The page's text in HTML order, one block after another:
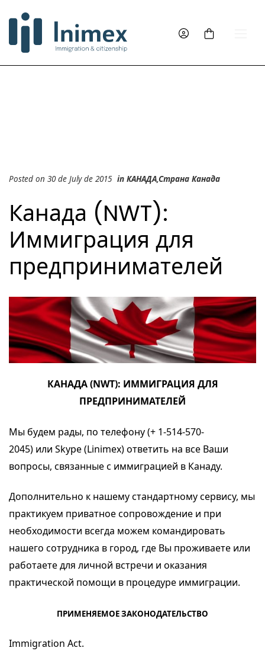
Posted on 30 de July de 2015 in КАНАДА,Страна Канада
Канада (NWT):
Иммиграция для
предпринимателей
КАНАДА (NWT): ИММИГРАЦИЯ ДЛЯ
ПРЕДПРИНИМАТЕЛЕЙ
Мы будем рады, по телефону(+ 1-514-570-
2045) или Skype(Linimex) ответить на все Ваши
вопросы, связанные с иммиграцией в Канаду.
Дополнительно к нашему стандартному сервису, мы
практикуем приватное сопровождение и при
необходимости всегда можем командировать
нашего сотрудника в город, где Вы проживаете или
работаете для личной встречи и оказания
практической помощи в процедуре иммиграции.
ПРИМЕНЯЕМОЕ ЗАКОНОДАТЕЛЬСТВО
Immigration Act.